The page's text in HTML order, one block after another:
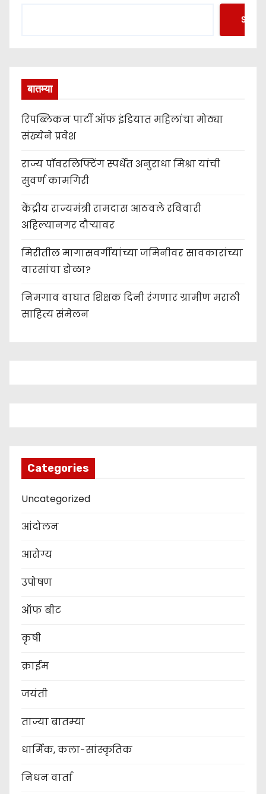
बातम्या
रिपब्लिकन पार्टी ऑफ इंडियात महिलांचा मोठ्या
संख्येने प्रवेश
राज्य पॉवरलिफ्टिंग स्पर्धेत अनुराधा मिश्रा यांची
सुवर्ण कामगिरी
केंद्रीय राज्यमंत्री रामदास आठवले रविवारी
अहिल्यानगर दौऱ्यावर
मिरीतील मागासवर्गीयांच्या जमिनीवर सावकारांच्या
वारसांचा डोळा?
निमगाव वाघात शिक्षक दिनी रंगणार ग्रामीण मराठी
साहित्य संमेलन
Categories
Uncategorized
आंदोलन
आरोग्य
उपोषण
ऑफ बीट
कृषी
क्राईम
जयंती
ताज्या बातम्या
धार्मिक, कला-सांस्कृतिक
निधन वार्ता